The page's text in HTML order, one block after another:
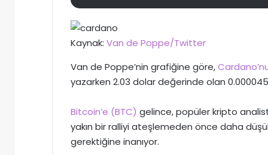
Kaynak: Van de Poppe/Twitter
Van de Poppe’nin grafiğine göre,
yazarken 2.03 dolar değerinde olan
Bitcoin’e (BTC) gelince, popüler kripto
yakın bir ralliyi ateşlemeden önce daha
gerektiğine inanıyor.